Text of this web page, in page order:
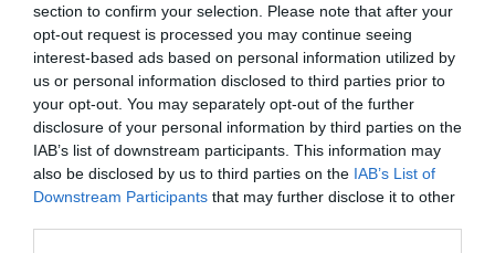
section to confirm your selection. Please note that after your
opt-out request is processed you may continue seeing
interest-based ads based on personal information utilized by
us or personal information disclosed to third parties prior to
your opt-out. You may separately opt-out of the further
disclosure of your personal information by third parties on the
IAB’s list of downstream participants. This information may
also be disclosed by us to third parties on the IAB’s List of
Downstream Participants that may further disclose it to other
JOYAS QUE CONECTAN -
NOVEDADES EN PLATA Y OJO DE
DESCUBRE LAS NUEVAS
LLEGADAS REPOSICIONES DE